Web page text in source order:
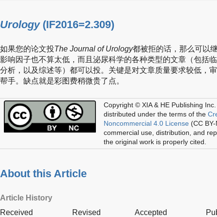
Urology(IF2016=2.309)
如果您的论文投The Journal of Urology都被拒的话，那么可以
影响因子也不算太低，而且泌尿科学的各种类型的文章（包括
分析，以及综述等）都可以投。关键是对文章质量要求较低，
帮手。缺点就是彩图费稍微贵了点。
Copyright © XIA & HE Publishing Inc.
distributed under the terms of the
Noncommercial 4.0 License (CC
commercial use, distribution, and
the original work is properly cited.
About this Article
Article History
Received
Revised Accepted